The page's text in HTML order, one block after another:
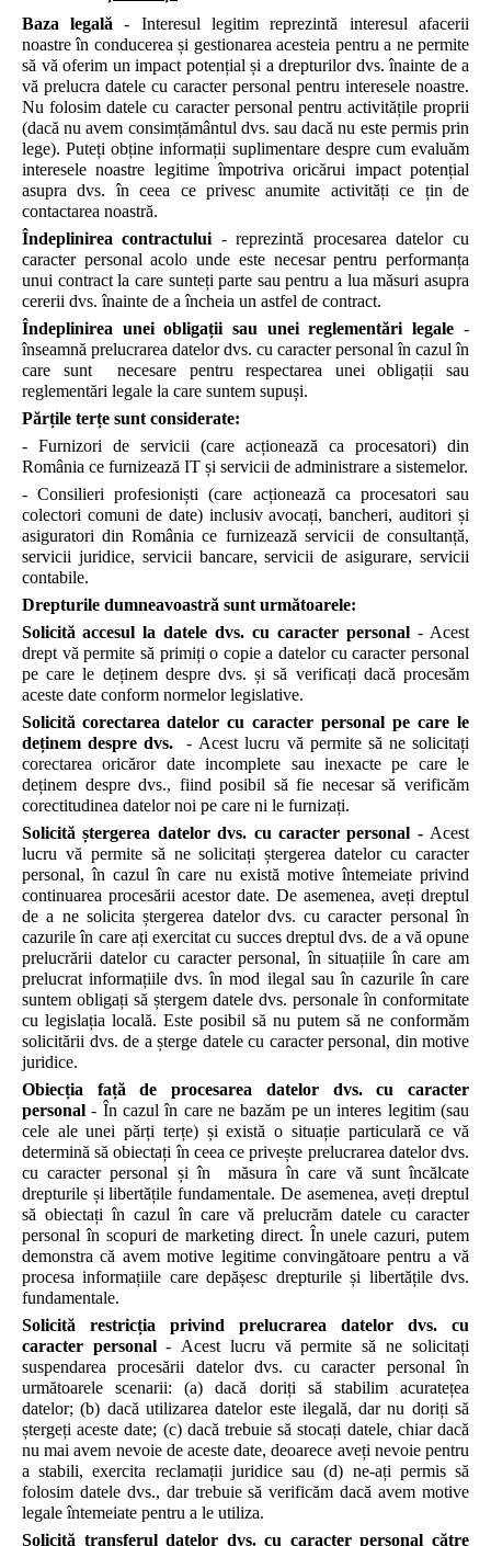
Baza legală - Interesul legitim reprezintă interesul afacerii
noastre în conducerea și gestionarea acesteia pentru a ne permite
să vă oferim un impact potențial și a drepturilor dvs. înainte de a
vă prelucra datele cu caracter personal pentru interesele noastre.
Nu folosim datele cu caracter personal pentru activitățile proprii
(dacă nu avem consimțământul dvs. sau dacă nu este permis prin
lege). Puteți obține informații suplimentare despre cum evaluăm
interesele noastre legitime împotriva oricărui impact potențial
asupra dvs. în ceea ce privesc anumite activități ce țin de
contactarea noastră.
Îndeplinirea contractului - reprezintă procesarea datelor cu
caracter personal acolo unde este necesar pentru performanța
unui contract la care sunteți parte sau pentru a lua măsuri asupra
cererii dvs. înainte de a încheia un astfel de contract.
Îndeplinirea unei obligații sau unei reglementări legale -
înseamnă prelucrarea datelor dvs. cu caracter personal în cazul în
care sunt necesare pentru respectarea unei obligații sau
reglementări legale la care suntem supuși.
Părțile terțe sunt considerate:
- Furnizori de servicii (care acționează ca procesatori) din
România ce furnizează IT și servicii de administrare a sistemelor.
- Consilieri profesioniști (care acționează ca procesatori sau
colectori comuni de date) inclusiv avocați, bancheri, auditori și
asiguratori din România ce furnizează servicii de consultanță,
servicii juridice, servicii bancare, servicii de asigurare, servicii
contabile.
Drepturile dumneavoastră sunt următoarele:
Solicită accesul la datele dvs. cu caracter personal - Acest
drept vă permite să primiți o copie a datelor cu caracter personal
pe care le deținem despre dvs. și să verificați dacă procesăm
aceste date conform normelor legislative.
Solicită corectarea datelor cu caracter personal pe care le
deținem despre dvs. - Acest lucru vă permite să ne solicitați
corectarea oricăror date incomplete sau inexacte pe care le
deținem despre dvs., fiind posibil să fie necesar să verificăm
corectitudinea datelor noi pe care ni le furnizați.
Solicită ștergerea datelor dvs. cu caracter personal - Acest
lucru vă permite să ne solicitați ștergerea datelor cu caracter
personal, în cazul în care nu există motive întemeiate privind
continuarea procesării acestor date. De asemenea, aveți dreptul
de a ne solicita ștergerea datelor dvs. cu caracter personal în
cazurile în care ați exercitat cu succes dreptul dvs. de a vă opune
prelucrării datelor cu caracter personal, în situațiile în care am
prelucrat informațiile dvs. în mod ilegal sau în cazurile în care
suntem obligați să ștergem datele dvs. personale în conformitate
cu legislația locală. Este posibil să nu putem să ne conformăm
solicitării dvs. de a șterge datele cu caracter personal, din motive
juridice.
Obiecția față de procesarea datelor dvs. cu caracter
personal - În cazul în care ne bazăm pe un interes legitim (sau
cele ale unei părți terțe) și există o situație particulară ce vă
determină să obiectați în ceea ce privește prelucrarea datelor dvs.
cu caracter personal și în măsura în care vă sunt încălcate
drepturile și libertățile fundamentale. De asemenea, aveți dreptul
să obiectați în cazul în care vă prelucrăm datele cu caracter
personal în scopuri de marketing direct. În unele cazuri, putem
demonstra că avem motive legitime convingătoare pentru a vă
procesa informațiile care depășesc drepturile și libertățile dvs.
fundamentale.
Solicită restricția privind prelucrarea datelor dvs. cu
caracter personal - Acest lucru vă permite să ne solicitați
suspendarea procesării datelor dvs. cu caracter personal în
următoarele scenarii: (a) dacă doriți să stabilim acuratețea
datelor; (b) dacă utilizarea datelor este ilegală, dar nu doriți să
ștergeți aceste date; (c) dacă trebuie să stocați datele, chiar dacă
nu mai avem nevoie de aceste date, deoarece aveți nevoie pentru
a stabili, exercita reclamații juridice sau (d) ne-ați permis să
folosim datele dvs., dar trebuie să verificăm dacă avem motive
legale întemeiate pentru a le utiliza.
Solicită transferul datelor dvs. cu caracter personal către